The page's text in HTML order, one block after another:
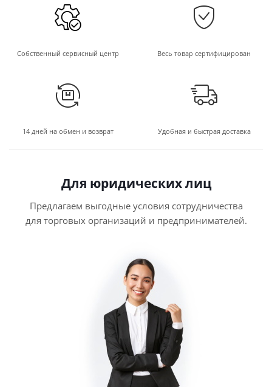
Собственный сервисный центр Весь товар сертифицирован
14 дней на обмен и возврат Удобная и быстрая доставка
Для юридических лиц
Предлагаем выгодные условия сотрудничества
для торговых организаций и предпринимателей.